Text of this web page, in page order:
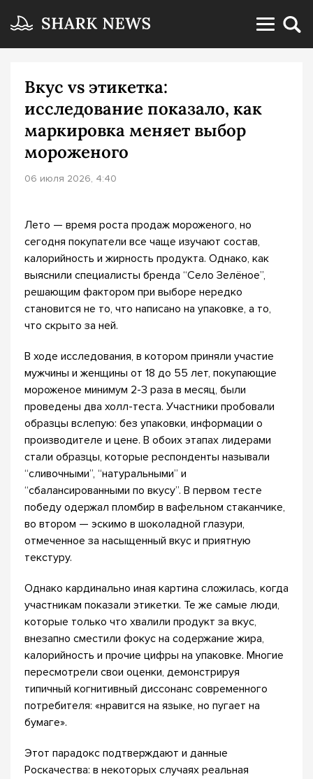
Вкус vs этикетка:
исследование показало, как
маркировка меняет выбор
мороженого
06 июля 2026, 4:40
Лето — время роста продаж мороженого, но
сегодня покупатели все чаще изучают состав,
калорийность и жирность продукта. Однако, как
выяснили специалисты бренда “Село Зелёное”,
решающим фактором при выборе нередко
становится не то, что написано на упаковке, а то,
что скрыто за ней.
В ходе исследования, в котором приняли участие
мужчины и женщины от 18 до 55 лет, покупающие
мороженое минимум 2-3 раза в месяц, были
проведены два холл-теста. Участники пробовали
образцы вслепую: без упаковки, информации о
производителе и цене. В обоих этапах лидерами
стали образцы, которые респонденты называли
“сливочными”, “натуральными” и
“сбалансированными по вкусу”. В первом тесте
победу одержал пломбир в вафельном стаканчике,
во втором — эскимо в шоколадной глазури,
отмеченное за насыщенный вкус и приятную
текстуру.
Однако кардинально иная картина сложилась, когда
участникам показали этикетки. Те же самые люди,
которые только что хвалили продукт за вкус,
внезапно сместили фокус на содержание жира,
калорийность и прочие цифры на упаковке. Многие
пересмотрели свои оценки, демонстрируя
типичный когнитивный диссонанс современного
потребителя: «нравится на языке, но пугает на
бумаге».
Этот парадокс подтверждают и данные
Роскачества: в некоторых случаях реальная